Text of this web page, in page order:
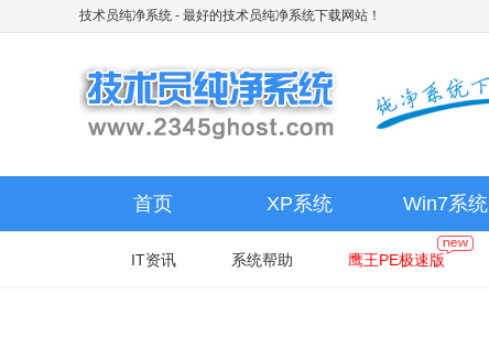
技术员纯净系统 - 最好的技术员纯净系统下载网站！
首页 XP系统 Win7系统
IT资讯 系统帮助 鹰王PE极速版